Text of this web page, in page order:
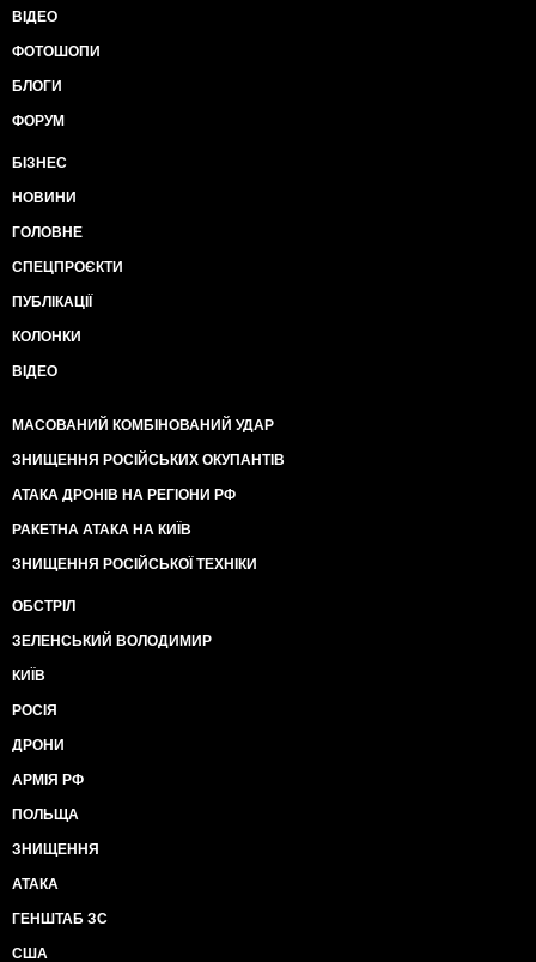
ВІДЕО
ФОТОШОПИ
БЛОГИ
ФОРУМ
БІЗНЕС
НОВИНИ
ГОЛОВНЕ
СПЕЦПРОЄКТИ
ПУБЛІКАЦІЇ
КОЛОНКИ
ВІДЕО
МАСОВАНИЙ КОМБІНОВАНИЙ УДАР
ЗНИЩЕННЯ РОСІЙСЬКИХ ОКУПАНТІВ
АТАКА ДРОНІВ НА РЕГІОНИ РФ
РАКЕТНА АТАКА НА КИЇВ
ЗНИЩЕННЯ РОСІЙСЬКОЇ ТЕХНІКИ
ОБСТРІЛ
ЗЕЛЕНСЬКИЙ ВОЛОДИМИР
КИЇВ
РОСІЯ
ДРОНИ
АРМІЯ РФ
ПОЛЬЩА
ЗНИЩЕННЯ
АТАКА
ГЕНШТАБ ЗС
США